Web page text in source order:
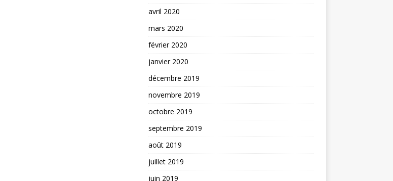
avril 2020
mars 2020
février 2020
janvier 2020
décembre 2019
novembre 2019
octobre 2019
septembre 2019
août 2019
juillet 2019
juin 2019